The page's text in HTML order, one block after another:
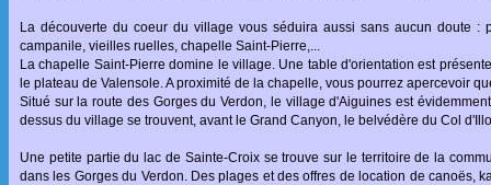
La découverte du coeur du village vous séduira aussi sans aucun doute
campanile, vieilles ruelles, chapelle Saint-Pierre,...
La chapelle Saint-Pierre domine le village. Une table d'orientation est
le plateau de Valensole. A proximité de la chapelle, vous pourrez apercevoir
Situé sur la route des Gorges du Verdon, le village d'Aiguines est
dessus du village se trouvent, avant le Grand Canyon, le belvédère du Col
Une petite partie du lac de Sainte-Croix se trouve sur le territoire de la
dans les Gorges du Verdon. Des plages et des offres de location de canoës,